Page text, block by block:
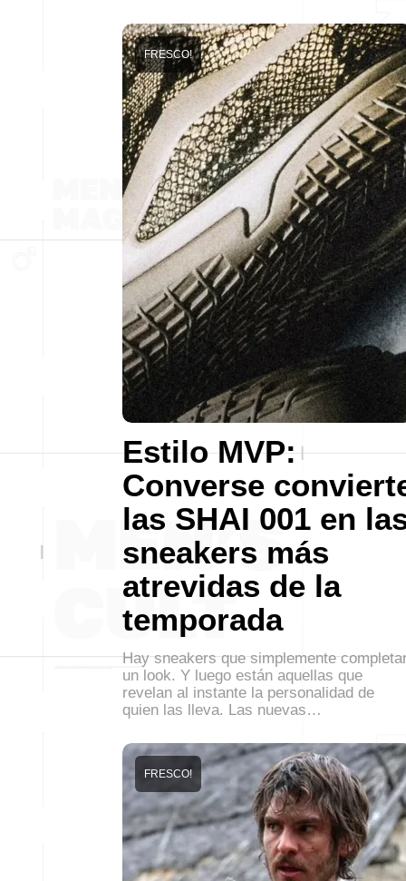
Estilo MVP:
Converse
las SHAI 001 en
sneakers más
atrevidas de la
temporada
FRESCO!
Hay sneakers que simplemente
un look. Y luego están aquellas que
revelan al instante la personalidad de
quien las lleva. Las nuevas…
FRESCO!